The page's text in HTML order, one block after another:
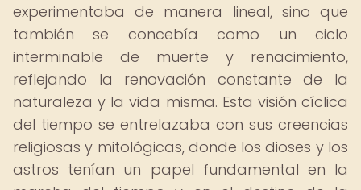
experimentaba de manera lineal, sino que
también se concebía como un ciclo
interminable de muerte y renacimiento,
reflejando la renovación constante de la
naturaleza y la vida misma. Esta visión cíclica
del tiempo se entrelazaba con sus creencias
religiosas y mitológicas, donde los dioses y los
astros tenían un papel fundamental en la